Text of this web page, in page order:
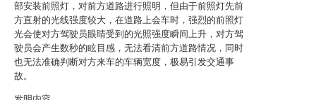
部安装前照灯，对前方道路进行照明，但由于前照灯先前
方直射的光线强度较大，在道路上会车时，强烈的前照灯
光会使对方驾驶员眼睛受到的光照强度瞬间上升，对方驾
驶员会产生数秒的眩目感，无法看清前方道路情况，同时
也无法准确判断对方来车的车辆宽度，极易引发交通事
故。